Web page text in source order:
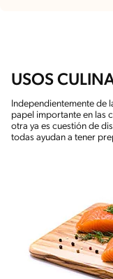
USOS
Independientemente de
papel importante en las
otra ya es cuestión de
todas ayudan a tener